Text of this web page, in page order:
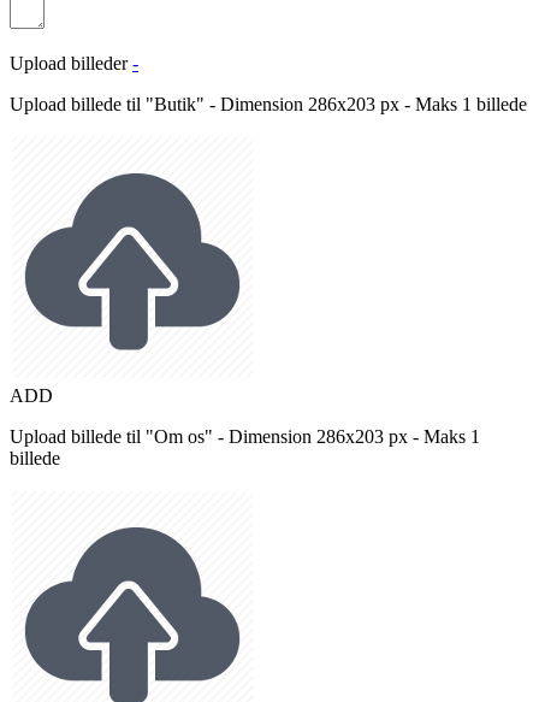
Upload billeder -
Upload billede til "Butik" - Dimension 286x203 px - Maks 1 billede
ADD
Upload billede til "Om os" - Dimension 286x203 px - Maks 1
billede